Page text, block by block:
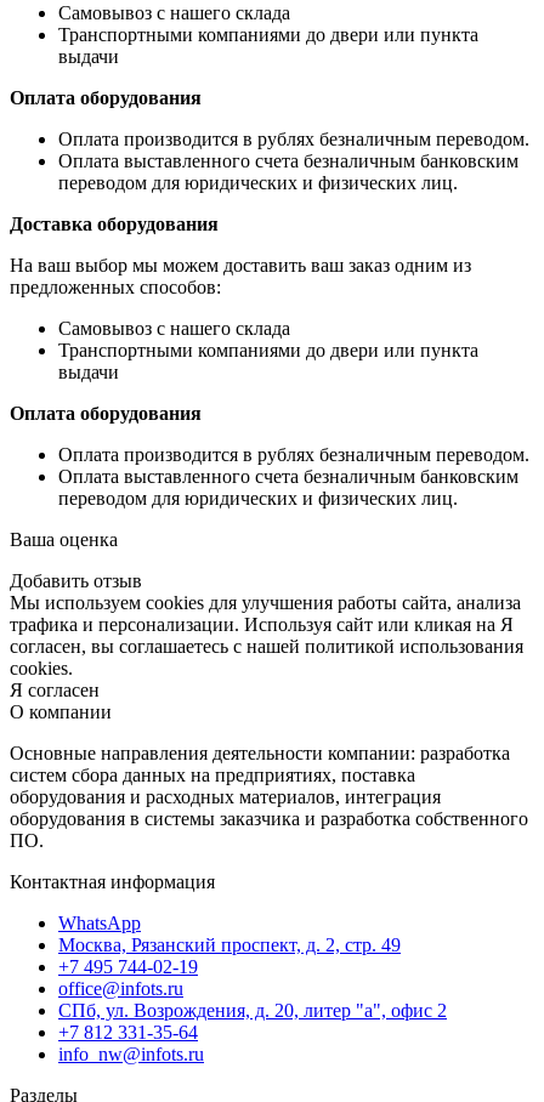
Самовывоз с нашего склада
Транспортными компаниями до двери или пункта
выдачи
Оплата оборудования
Оплата производится в рублях безналичным переводом.
Оплата выставленного счета безналичным банковским
переводом для юридических и физических лиц.
Доставка оборудования
На ваш выбор мы можем доставить ваш заказ одним из
предложенных способов:
Самовывоз с нашего склада
Транспортными компаниями до двери или пункта
выдачи
Оплата оборудования
Оплата производится в рублях безналичным переводом.
Оплата выставленного счета безналичным банковским
переводом для юридических и физических лиц.
Ваша оценка
Добавить отзыв
Мы используем cookies для улучшения работы сайта, анализа
трафика и персонализации. Используя сайт или кликая на Я
согласен, вы соглашаетесь с нашей политикой использования
cookies.
Я согласен
О компании
Основные направления деятельности компании: разработка
систем сбора данных на предприятиях, поставка
оборудования и расходных материалов, интеграция
оборудования в системы заказчика и разработка собственного
ПО.
Контактная информация
WhatsApp
Москва, Рязанский проспект, д. 2, стр. 49
+7 495 744-02-19
office@infots.ru
СПб, ул. Возрождения, д. 20, литер "a", офис 2
+7 812 331-35-64
info_nw@infots.ru
Разделы